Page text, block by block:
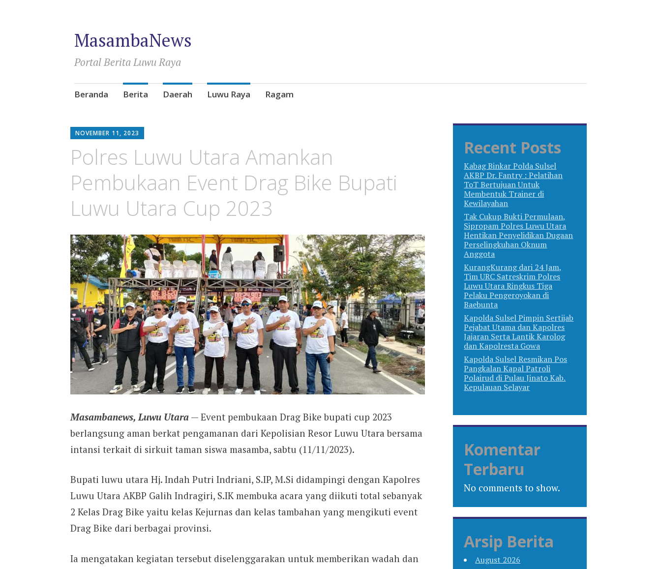
MasambaNews
Portal Berita Luwu Raya
Skip
Beranda Berita Daerah Luwu Raya Ragam
NOVEMBER 11, 2023
Polres Luwu Utara Amankan
Pembukaan Event Drag Bike Bupati
Luwu Utara Cup 2023
Masambanews, Luwu Utara— Event pembukaan Drag Bike bupati cup 2023
berlangsung aman berkat pengamanan dari Kepolisian Resor Luwu Utara bersama
intansi terkait di sirkuit taman siswa masamba, sabtu (11/11/2023).
Bupati luwu utara Hj. Indah Putri Indriani, S.IP, M.Si didampingi dengan Kapolres
Luwu Utara AKBP Galih Indragiri, S.IK membuka acara yang diikuti total sebanyak
2 Kelas Drag Bike yaitu kelas Kejurnas dan kelas tambahan yang mengikuti event
Drag Bike dari berbagai provinsi.
Ia mengatakan kegiatan tersebut diselenggarakan untuk memberikan wadah dan
Recent Posts
Kabag Binkar Polda Sulsel
AKBP Dr. Fantry : Pelatihan
ToT Bertujuan Untuk
Membentuk Trainer di
Kewilayahan
Tak Cukup Bukti Permulaan,
Sipropam Polres Luwu Utara
Hentikan Penyelidikan Dugaan
Perselingkuhan Oknum
Anggota
KurangKurang dari 24 Jam,
Tim URC Satreskrim Polres
Luwu Utara Ringkus Tiga
Pelaku Pengeroyokan di
Baebunta
Kapolda Sulsel Pimpin Sertijab
Pejabat Utama dan Kapolres
Jajaran Serta Lantik Karolog
dan Kapolresta Gowa
Kapolda Sulsel Resmikan Pos
Pangkalan Kapal Patroli
Polairud di Pulau Jinato Kab.
Kepulauan Selayar
Komentar
Terbaru
No comments to show.
Arsip Berita
August 2026